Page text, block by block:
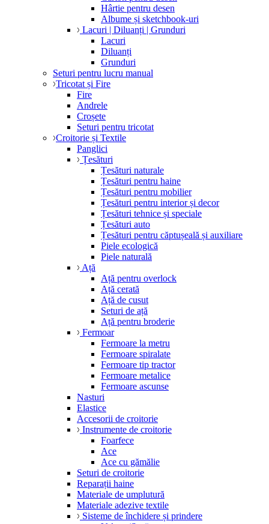
Hârtie pentru desen
Albume și sketchbook-uri
Lacuri | Diluanți | Grunduri
Lacuri
Diluanți
Grunduri
Seturi pentru lucru manual
Tricotat și Fire
Fire
Andrele
Croșete
Seturi pentru tricotat
Croitorie și Textile
Panglici
Țesături
Țesături naturale
Țesături pentru haine
Țesături pentru mobilier
Țesături pentru interior și decor
Țesături tehnice și speciale
Țesături auto
Țesături pentru căptușeală și auxiliare
Piele ecologică
Piele naturală
Ață
Ață pentru overlock
Ață cerată
Ață de cusut
Seturi de ață
Ață pentru broderie
Fermoar
Fermoare la metru
Fermoare spiralate
Fermoare tip tractor
Fermoare metalice
Fermoare ascunse
Nasturi
Elastice
Accesorii de croitorie
Instrumente de croitorie
Foarfece
Ace
Ace cu gămălie
Seturi de croitorie
Reparații haine
Materiale de umplutură
Materiale adezive textile
Sisteme de închidere și prindere